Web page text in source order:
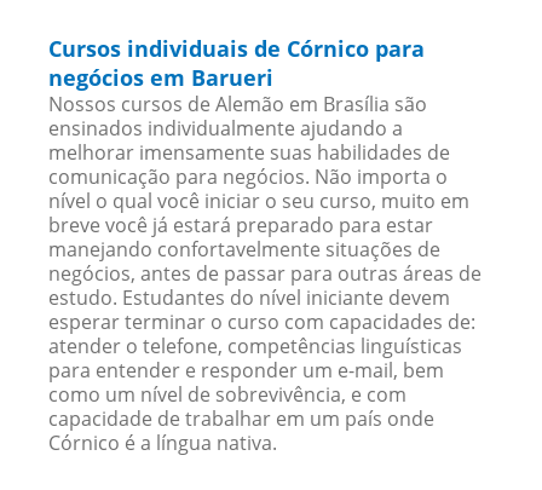
Cursos individuais de Córnico para
negócios em Barueri
Nossos cursos de Alemão em Brasília são
ensinados individualmente ajudando a
melhorar imensamente suas habilidades de
comunicação para negócios. Não importa o
nível o qual você iniciar o seu curso, muito em
breve você já estará preparado para estar
manejando confortavelmente situações de
negócios, antes de passar para outras áreas de
estudo. Estudantes do nível iniciante devem
esperar terminar o curso com capacidades de:
atender o telefone, competências linguísticas
para entender e responder um e-mail, bem
como um nível de sobrevivência, e com
capacidade de trabalhar em um país onde
Córnico é a língua nativa.